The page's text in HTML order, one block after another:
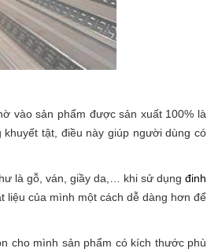
vào sản phẩm được sản xuất 100% là
tật, điều này giúp người dùng có
là gỗ, ván, giầy da,… khi sử dụng đinh
liệu của mình một cách dễ dàng hơn để
cho mình sản phẩm có kích thước phù